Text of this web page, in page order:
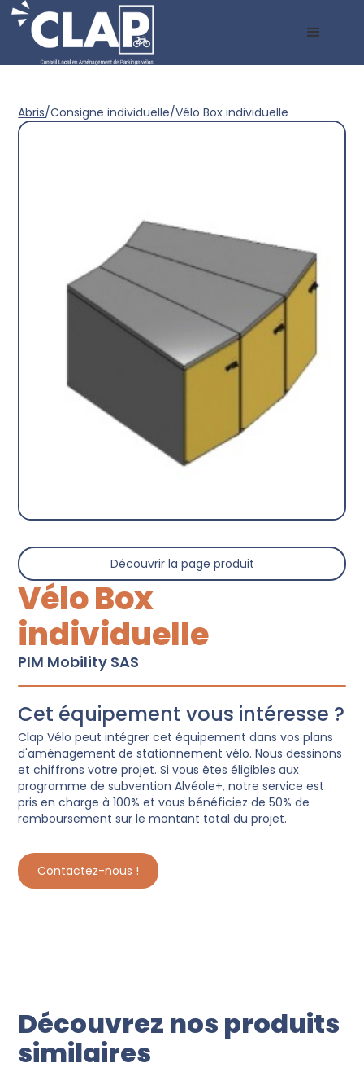
Abris/Consigne individuelle/Vélo Box individuelle
Découvrir la page produit
Vélo Box
individuelle
PIM Mobility SAS
Cet équipement vous intéresse ?
Clap Vélo peut intégrer cet équipement dans vos plans
d'aménagement de stationnement vélo. Nous dessinons
et chiffrons votre projet. Si vous êtes éligibles aux
programme de subvention Alvéole+, notre service est
pris en charge à 100% et vous bénéficiez de 50% de
remboursement sur le montant total du projet.
Contactez-nous !
Découvrez nos produits
similaires